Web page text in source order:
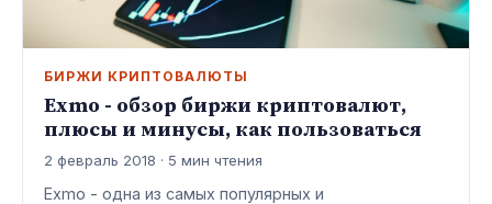
БИРЖИ КРИПТОВАЛЮТЫ
Exmo - обзор биржи криптовалют,
плюсы и минусы, как пользоваться
2 февраль 2018 · 5 мин чтения
Exmo - одна из самых популярных и